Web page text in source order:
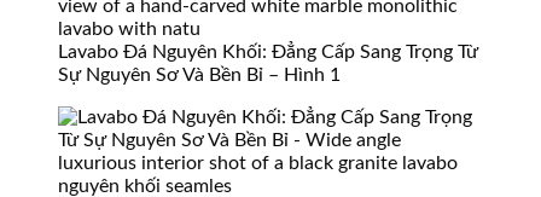
Lavabo Đá Nguyên Khối: Đẳng Cấp Sang Trọng Từ
Sự Nguyên Sơ Và Bền Bỉ – Hình 1